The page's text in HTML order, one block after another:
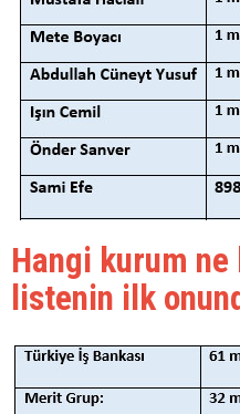
Hangi kurum
listenin ilk